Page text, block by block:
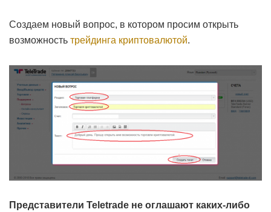
Создаем новый вопрос, в котором просим открыть
возможность трейдинга криптовалютой.
Представители Teletrade не оглашают каких-либо